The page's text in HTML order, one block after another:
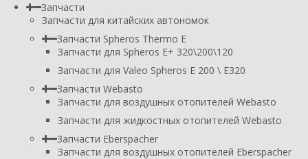
Запчасти
Запчасти для китайских автономок
Запчасти Spheros Thermo E
Запчасти для Spheros E+ 320\200\120
Запчасти для Valeo Spheros E 200 \ E320
Запчасти Webasto
Запчасти для воздушных отопителей Webasto
Запчасти для жидкостных отопителей Webasto
Запчасти Eberspacher
Запчасти для воздушных отопителей Eberspacher